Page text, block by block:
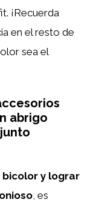
¡Recuerda
en el resto de
sea el
abrigo
y lograr
, es